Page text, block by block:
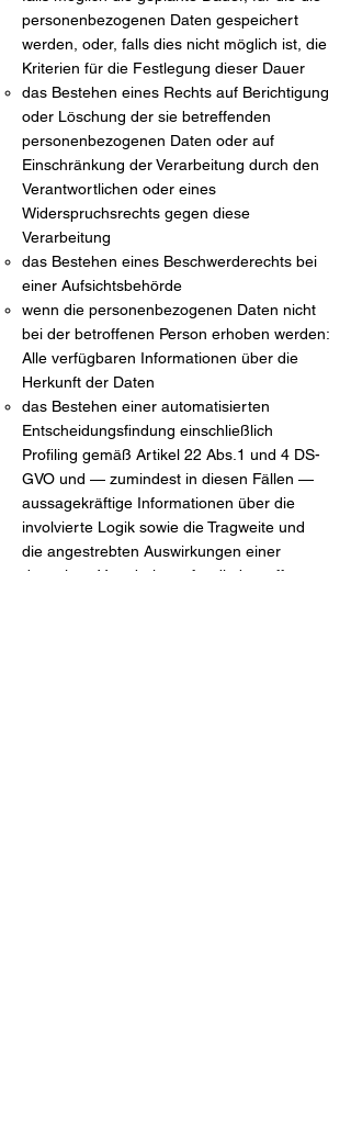
personenbezogenen Daten gespeichert
werden, oder, falls dies nicht möglich ist, die
Kriterien für die Festlegung dieser Dauer
das Bestehen eines Rechts auf Berichtigung
oder Löschung der sie betreffenden
personenbezogenen Daten oder auf
Einschränkung der Verarbeitung durch den
Verantwortlichen oder eines
Widerspruchsrechts gegen diese
Verarbeitung
das Bestehen eines Beschwerderechts bei
einer Aufsichtsbehörde
wenn die personenbezogenen Daten nicht
bei der betroffenen Person erhoben werden:
Alle verfügbaren Informationen über die
Herkunft der Daten
das Bestehen einer automatisierten
Entscheidungsfindung einschließlich
Profiling gemäß Artikel 22 Abs.1 und 4 DS-
GVO und — zumindest in diesen Fällen —
aussagekräftige Informationen über die
involvierte Logik sowie die Tragweite und
die angestrebten Auswirkungen einer
derartigen Verarbeitung für die betroffene